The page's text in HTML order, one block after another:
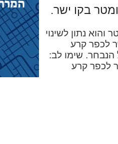
קרע בכבישים הוא בערך 34 קילומטר והוא נתון לשינוי
לכפר קרע
הנבחר. שימו לב:
לכפר קרע